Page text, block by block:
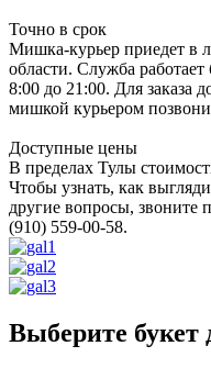
Точно в срок
Мишка-курьер приедет в
области. Служба
8:00 до 21:00. Для заказа
мишкой курьером
Доступные цены
В пределах Тулы
Чтобы узнать, как
другие вопросы, звоните
(910) 559-00-58.
Выберите букет